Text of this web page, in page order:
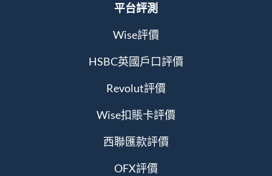
平台評測
Wise評價
HSBC英國戶口評價
Revolut評價
Wise扣賬卡評價
西聯匯款評價
OFX評價